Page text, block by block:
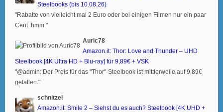
Steelbooks (bis 10.08.26)
"Rabatte von vielleicht mal 2 Euro oder bei einigen Filmen nur ein paar
Cent :hmm:"
Auric78
Amazon.it: Thor: Love and Thunder – UHD
Steelbook [4K Ultra HD + Blu-ray] für 9,89€ + VSK
"@admin: Der Preis für das "Thor"-Steelbook ist mittlerweile auf 9,89€
gefallen."
schnitzel
Amazon.it: Smile 2 – Siehst du es auch? Steelbook [4K UHD +